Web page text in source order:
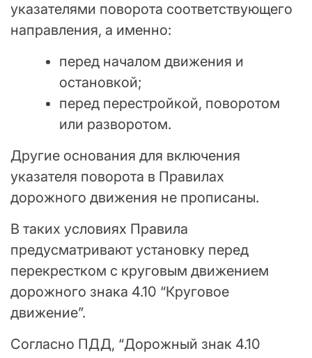
указателями поворота соответствующего
направления, а именно:
перед началом движения и
остановкой;
перед перестройкой, поворотом
или разворотом.
Другие основания для включения
указателя поворота в Правилах
дорожного движения не прописаны.
В таких условиях Правила
предусматривают установку перед
перекрестком с круговым движением
дорожного знака 4.10 “Круговое
движение”.
Согласно ПДД, “Дорожный знак 4.10